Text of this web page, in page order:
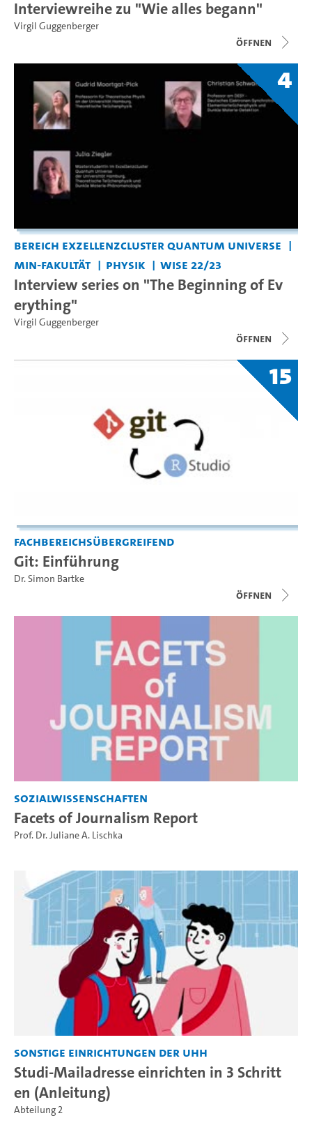
Interviewreihe zu "Wie alles begann"
Virgil Guggenberger
Öffnen
4
Bereich Exzellenzcluster Quantum Universe
MIN-Fakultät
Physik WiSe 22/23
Interview series on "The Beginning of Ev
erything"
Virgil Guggenberger
Öffnen
15
Fachbereichsübergreifend
Git: Einführung
Dr. Simon Bartke
Öffnen
Sozialwissenschaften
Facets of Journalism Report
Prof. Dr. Juliane A. Lischka
Sonstige Einrichtungen der UHH
Studi-Mailadresse einrichten in 3 Schritt
en (Anleitung)
Abteilung 2